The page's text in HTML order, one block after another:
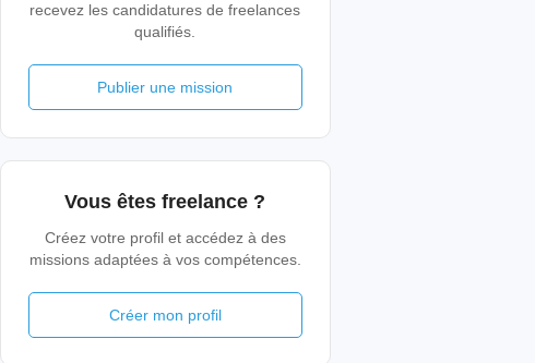
recevez les candidatures de freelances
qualifiés.
Publier une mission
Vous êtes freelance ?
Créez votre profil et accédez à des
missions adaptées à vos compétences.
Créer mon profil